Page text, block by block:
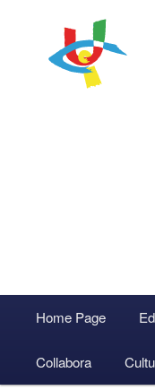
principale
Vai
al
Vai
al
Accedi
Home Page
Collabora